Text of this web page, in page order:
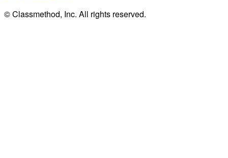
© Classmethod, Inc. All rights reserved.